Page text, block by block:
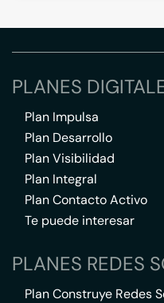
PLANES
Plan Impulsa
Plan Desarrollo
Plan Visibilidad
Plan Integral
Plan Contacto Activo
Te puede interesar
PLANES REDES
Plan Construye Redes